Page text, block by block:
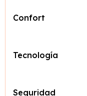
Confort
Tecnología
Seguridad